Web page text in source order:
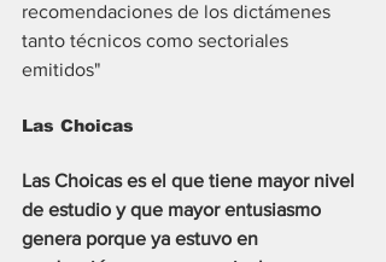
recomendaciones de los dictámenes
tanto técnicos como sectoriales
emitidos"
Las Choicas
Las Choicas es el que tiene mayor nivel
de estudio y que mayor entusiasmo
genera porque ya estuvo en